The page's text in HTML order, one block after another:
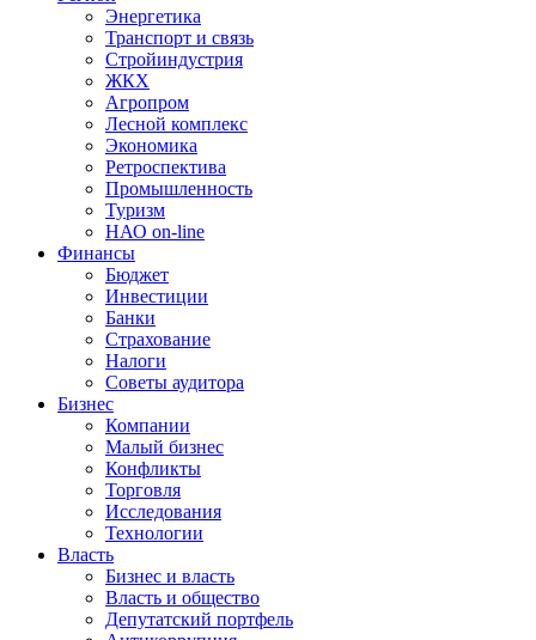
Энергетика
Транспорт и связь
Стройиндустрия
ЖКХ
Агропром
Лесной комплекс
Экономика
Ретроспектива
Промышленность
Туризм
НАО on-line
Финансы
Бюджет
Инвестиции
Банки
Страхование
Налоги
Советы аудитора
Бизнес
Компании
Малый бизнес
Конфликты
Торговля
Исследования
Технологии
Власть
Бизнес и власть
Власть и общество
Депутатский портфель